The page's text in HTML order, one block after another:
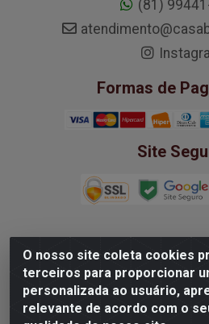
O nosso site coleta cookies
terceiros para proporcionar
personalizada ao usuário,
relevante de acordo com o
(81)
Formas de
Site
Mega Wine Comercio de
37.363.939/0001-20 - Rua
252 - Boa Viagem, Recife/